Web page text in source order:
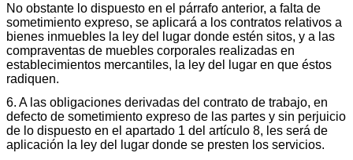
No obstante lo dispuesto en el párrafo anterior, a falta de
sometimiento expreso, se aplicará a los contratos relativos a
bienes inmuebles la ley del lugar donde estén sitos, y a las
compraventas de muebles corporales realizadas en
establecimientos mercantiles, la ley del lugar en que éstos
radiquen.
6. A las obligaciones derivadas del contrato de trabajo, en
defecto de sometimiento expreso de las partes y sin perjuicio
de lo dispuesto en el apartado 1 del artículo 8, les será de
aplicación la ley del lugar donde se presten los servicios.